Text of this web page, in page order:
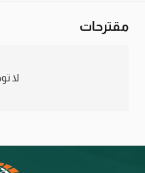
مقترحات
لا